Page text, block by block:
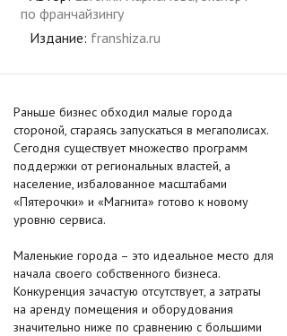
по франчайзингу
Издание: franshiza.ru
Раньше бизнес обходил малые города
стороной, стараясь запускаться в мегаполисах.
Сегодня существует множество программ
поддержки от региональных властей, а
население, избалованное масштабами
«Пятерочки» и «Магнита» готово к новому
уровню сервиса.
Маленькие города – это идеальное место для
начала своего собственного бизнеса.
Конкуренция зачастую отсутствует, а затраты
на аренду помещения и оборудования
значительно ниже по сравнению с большими